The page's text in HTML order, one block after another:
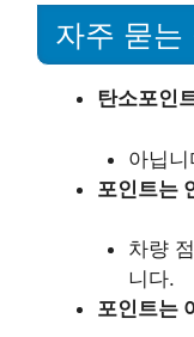
자주 묻는
탄소포인
아닙
포인트는
차량
니다.
포인트는